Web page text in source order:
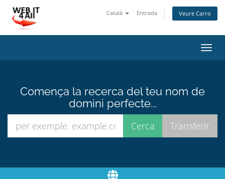
Català Entrada Veure Carro
la
Comença la recerca del teu nom de
domini perfecte...